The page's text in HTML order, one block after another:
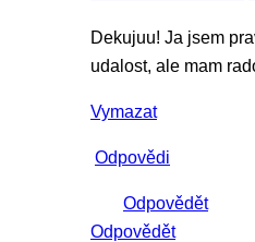
Dekujuu! Ja jsem
udalost, ale mam
Vymazat
Odpovědi
Odpovědět
Odpovědět